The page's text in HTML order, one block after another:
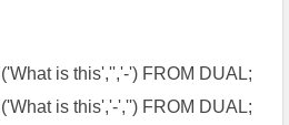
is this','','-') FROM DUAL;
is this','-','') FROM DUAL;